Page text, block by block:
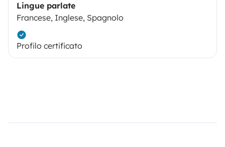
Lingue parlate
Francese, Inglese, Spagnolo
Profilo certificato